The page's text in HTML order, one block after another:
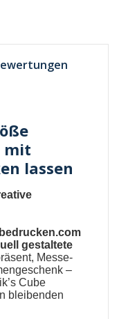
mit
lassen
gestaltete
Messe-
–
Cube
bleibenden